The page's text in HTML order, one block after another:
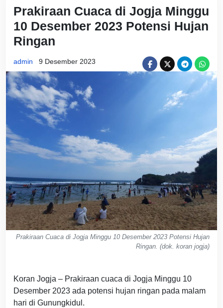
Prakiraan Cuaca di Jogja Minggu
10 Desember 2023 Potensi Hujan
Ringan
admin 9 Desember 2023
Prakiraan Cuaca di Jogja Minggu 10 Desember 2023 Potensi Hujan
Ringan. (dok. koran jogja)
Koran Jogja – Prakiraan cuaca di Jogja Minggu 10
Desember 2023 ada potensi hujan ringan pada malam
hari di Gunungkidul.